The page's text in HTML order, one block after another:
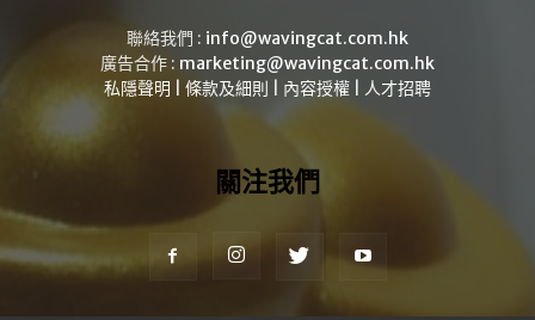
聯絡我們 : info@wavingcat.com.hk
廣告合作 : marketing@wavingcat.com.hk
私隱聲明
條款及細則 內容授權 人才招聘
關注我們